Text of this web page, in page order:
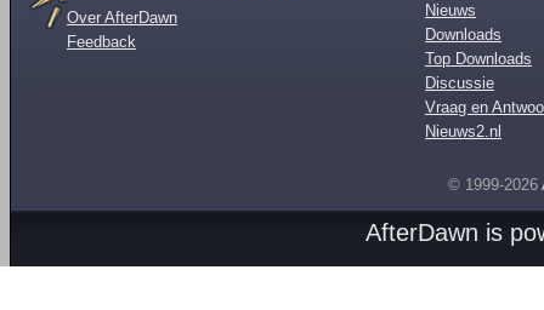
Over AfterDawn
Feedback
Nieuws
Downloads
Top Downloads
Discussie
Vraag en
Nieuws2.nl
© 1999-2026
AfterDawn is